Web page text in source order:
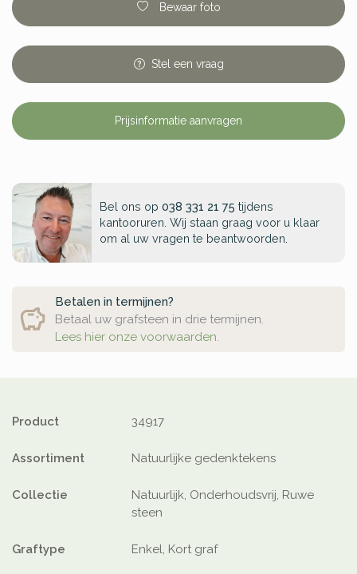
Bewaar foto
Stel een vraag
Prijsinformatie aanvragen
Bel ons op 038 331 21 75 tijdens
kantooruren. Wij staan graag voor u klaar
om al uw vragen te beantwoorden.
Betalen in termijnen?
Betaal uw grafsteen in drie termijnen.
Lees hier onze voorwaarden.
Product 34917
Assortiment Natuurlijke gedenktekens
Collectie
Natuurlijk, Onderhoudsvrij, Ruwe
steen
Graftype Enkel, Kort graf